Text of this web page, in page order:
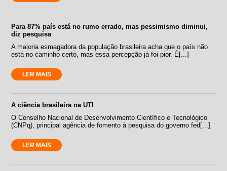
Para 87% país está no rumo errado, mas pessimismo diminui,
diz pesquisa
A maioria esmagadora da população brasileira acha que o país não
está no caminho certo, mas essa percepção já foi pior. É[...]
LER MAIS
A ciência brasileira na UTI
O Conselho Nacional de Desenvolvimento Científico e Tecnológico
(CNPq), principal agência de fomento à pesquisa do governo fed[...]
LER MAIS